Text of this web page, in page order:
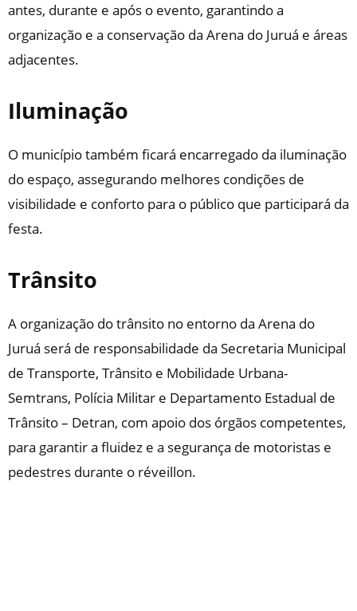
antes, durante e após o evento, garantindo a
organização e a conservação da Arena do Juruá e áreas
adjacentes.
Iluminação
O município também ficará encarregado da iluminação
do espaço, assegurando melhores condições de
visibilidade e conforto para o público que participará da
festa.
Trânsito
A organização do trânsito no entorno da Arena do
Juruá será de responsabilidade da Secretaria Municipal
de Transporte, Trânsito e Mobilidade Urbana-
Semtrans, Polícia Militar e Departamento Estadual de
Trânsito – Detran, com apoio dos órgãos competentes,
para garantir a fluidez e a segurança de motoristas e
pedestres durante o réveillon.